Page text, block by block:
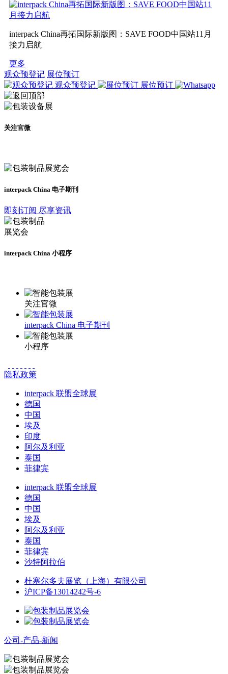
interpack China再拓国际新版图：SAVE FOOD中国站11月
接力启航
更多
观众预登记 展位预订
观众预登记
展位预订
关注官微
interpack China 电子期刊
即刻订阅 尽享资讯
interpack China 小程序
关注官微
interpack China 电子期刊
小程序
隐私政策
interpack 联盟全球展
德国
中国
埃及
印度
阿尔及利亚
泰国
菲律宾
interpack 联盟全球展
德国
中国
埃及
阿尔及利亚
泰国
菲律宾
沙特阿拉伯
杜塞尔多夫展览（上海）有限公司
沪ICP备13014242号-6
公司-产品-新闻